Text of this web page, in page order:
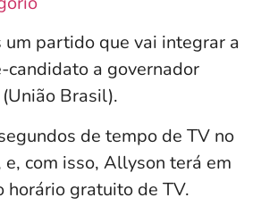
um partido que vai integrar a
candidato a governador
Brasil).
de tempo de TV no
com isso, Allyson terá em
horário gratuito de TV.